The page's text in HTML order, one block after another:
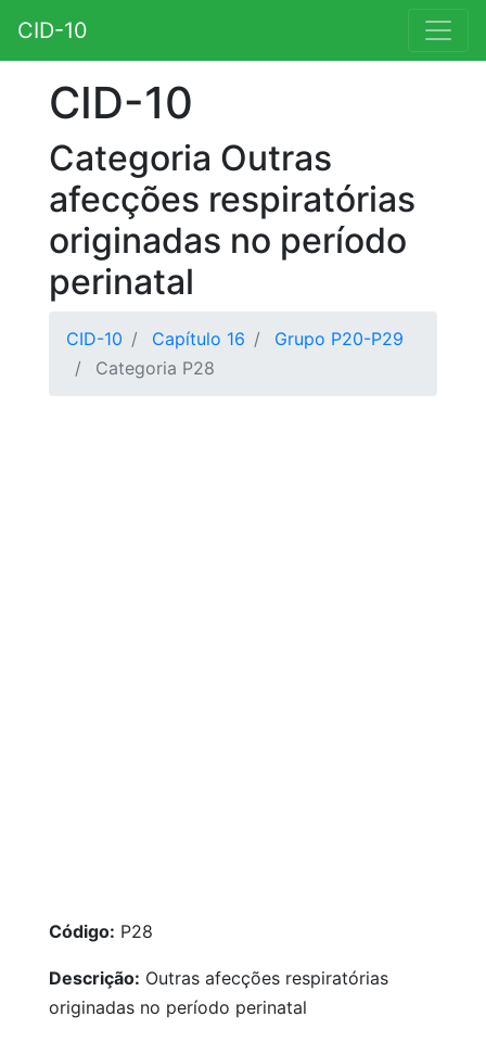
CID-10
CID-10
Categoria Outras
afecções respiratórias
originadas no período
perinatal
CID-10 Capítulo 16
Grupo P20-P29
Categoria P28
Código: P28
Descrição: Outras afecções respiratórias
originadas no período perinatal